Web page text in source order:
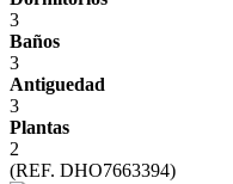
3
Baños
3
Antiguedad
3
Plantas
2
(REF. DHO7663394)